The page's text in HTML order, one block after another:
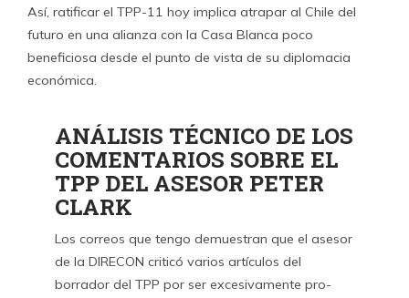
Así, ratificar el TPP-11 hoy implica atrapar al Chile del
futuro en una alianza con la Casa Blanca poco
beneficiosa desde el punto de vista de su diplomacia
económica.
ANÁLISIS TÉCNICO DE LOS
COMENTARIOS SOBRE EL
TPP DEL ASESOR PETER
CLARK
Los correos que tengo demuestran que el asesor
de la DIRECON criticó varios artículos del
borrador del TPP por ser excesivamente pro-